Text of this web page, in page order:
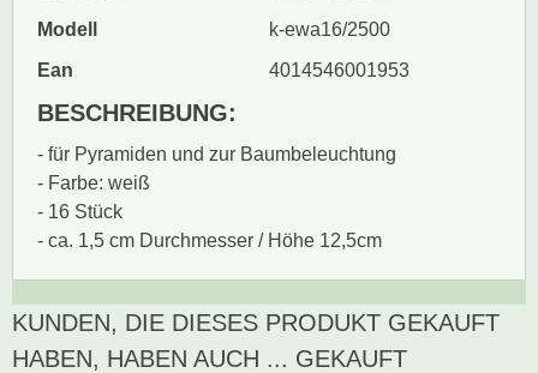
Modell
k-ewa16/2500
Ean
4014546001953
BESCHREIBUNG:
- für Pyramiden und zur Baumbeleuchtung
- Farbe: weiß
- 16 Stück
- ca. 1,5 cm Durchmesser / Höhe 12,5cm
BEWERTUNG SCHREIBEN
Zur Zeit gibt es keine
Produktrezensionen.
KUNDEN, DIE DIESES PRODUKT GEKAUFT
HABEN, HABEN AUCH ... GEKAUFT